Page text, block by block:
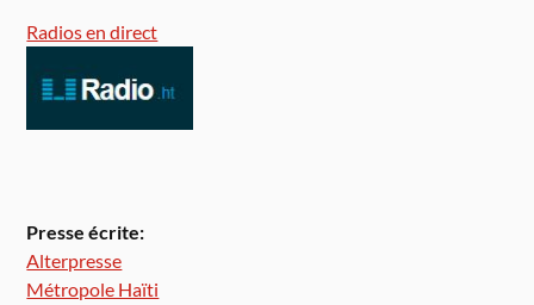
Radios en direct
Presse écrite:
Alterpresse
Métropole Haïti